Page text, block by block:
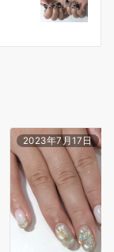
2023年7月17日